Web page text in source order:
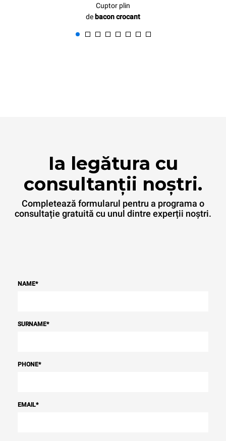
Cuptor plin
de bacon crocant
Ia legătura cu
consultanții noștri.
Completează formularul pentru a programa o
consultație gratuită cu unul dintre experții noștri.
NAME*
SURNAME*
PHONE*
EMAIL*